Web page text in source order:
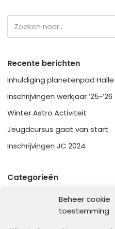
Beheer cookie
toestemming
Recente berichten
Inhuldiging planetenpad Halle
Inschrijvingen werkjaar ’25-’26
Winter Astro Activiteit
Jeugdcursus gaat van start
Inschrijvingen JC 2024
Categorieën
Bijeenkomsten
Jeugdcursus